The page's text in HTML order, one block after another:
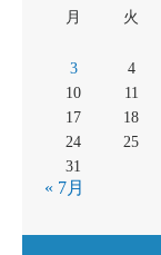
月 火
3
4
10
11
17
18
24
25
31
« 7月